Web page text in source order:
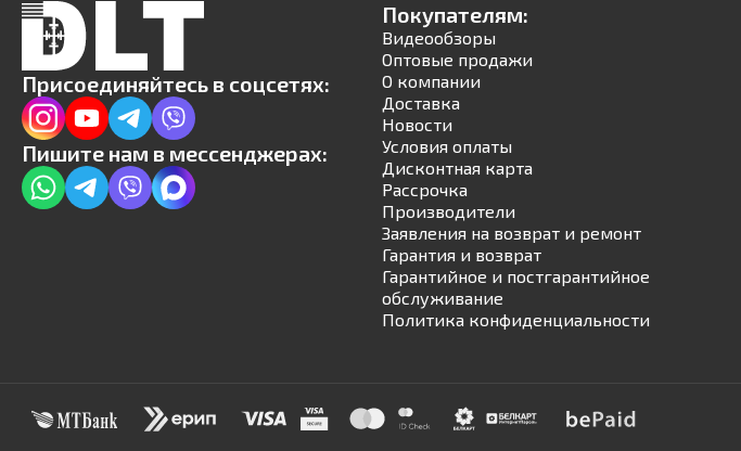
Присоединяйтесь в соцсетях:
Пишите нам в мессенджерах:
Покупателям:
Видеообзоры
Оптовые продажи
О компании
Доставка
Новости
Условия оплаты
Дисконтная карта
Рассрочка
Производители
Заявления на возврат и ремонт
Гарантия и возврат
Гарантийное и постгарантийное
обслуживание
Политика конфиденциальности